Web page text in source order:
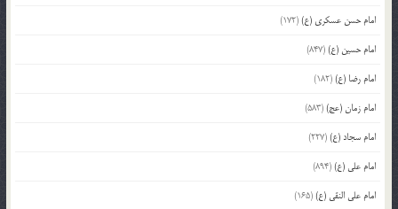
امام حسن عسکری (ع)(172)
امام حسین (ع)(847)
امام رضا (ع)(182)
امام زمان (عج)(583)
امام سجاد (ع)(227)
امام علی (ع)(894)
امام علی النقی (ع)(165)